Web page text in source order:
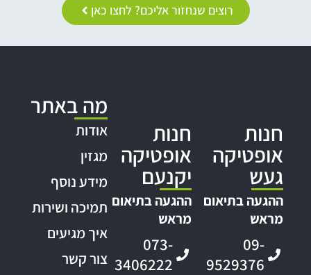
רוצים שנחזור אליכם? לחצו כאן
חנות
אופטיקה
געש
ההגעה בתיאום
מראש
09-
9529376
חנות
אופטיקה
יקנעם
ההגעה בתיאום
מראש
073-
3406222
מה באתר
אודות
מגזין
מידע נוסף
תמיכה ושירות
איך מגיעים
צור קשר